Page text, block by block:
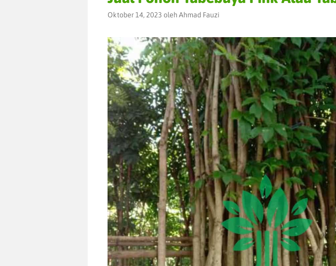
Oktober 14, 2023 oleh Ahmad Fauzi